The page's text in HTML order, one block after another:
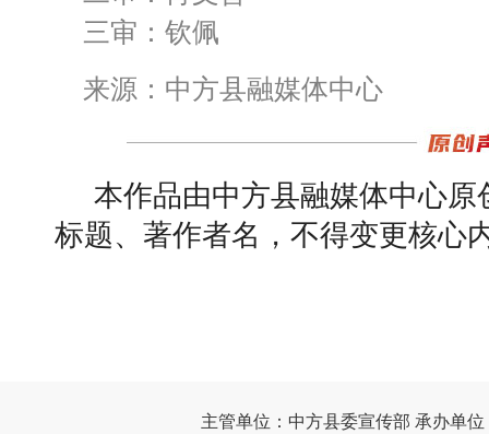
三审：钦佩
来源：中方县融媒体中心
本作品由中方县融媒体中心
标题、著作者名，不得变更核心
主管单位：中方县委宣传部 承办单